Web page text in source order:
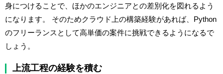
身につけることで、ほかのエンジニアとの差別化を図れるよう
になります。 そのためクラウド上の構築経験があれば、Python
のフリーランスとして高単価の案件に挑戦できるようになるで
しょう。
上流工程の経験を積む